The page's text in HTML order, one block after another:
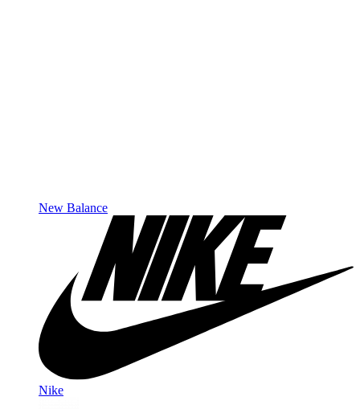
New Balance
Nike